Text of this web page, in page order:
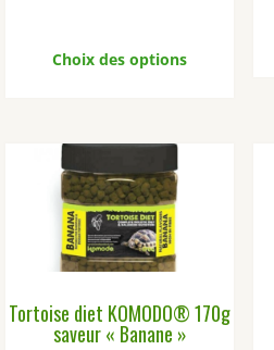
Choix des options
page
Tortoise diet KOMODO® 170g
saveur « Banane »